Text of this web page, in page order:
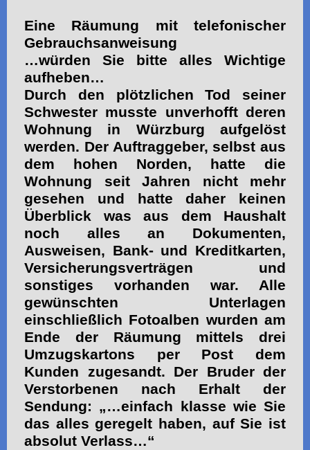
Eine Räumung mit telefonischer
Gebrauchsanweisung
…würden Sie bitte alles Wichtige
aufheben…
Durch den plötzlichen Tod seiner
Schwester musste unverhofft deren
Wohnung in Würzburg aufgelöst
werden. Der Auftraggeber, selbst aus
dem hohen Norden, hatte die
Wohnung seit Jahren nicht mehr
gesehen und hatte daher keinen
Überblick was aus dem Haushalt
noch alles an Dokumenten,
Ausweisen, Bank- und Kreditkarten,
Versicherungsverträgen und
sonstiges vorhanden war. Alle
gewünschten Unterlagen
einschließlich Fotoalben wurden am
Ende der Räumung mittels drei
Umzugskartons per Post dem
Kunden zugesandt. Der Bruder der
Verstorbenen nach Erhalt der
Sendung: „…einfach klasse wie Sie
das alles geregelt haben, auf Sie ist
absolut Verlass…“